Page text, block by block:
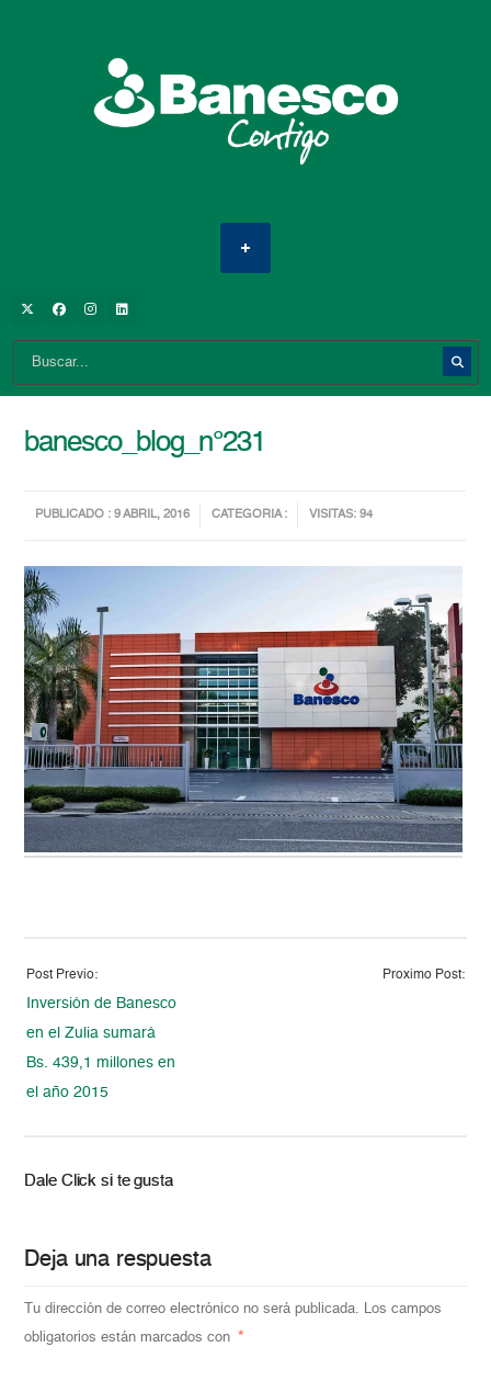
banesco_blog_n°231
PUBLICADO : 9 ABRIL, 2016 CATEGORIA : VISITAS: 94
Post Previo:
Inversión de Banesco
en el Zulia sumará
Bs. 439,1 millones en
el año 2015
Proximo Post:
Dale Click si te gusta
Deja una respuesta
Tu dirección de correo electrónico no será publicada. Los campos
obligatorios están marcados con *